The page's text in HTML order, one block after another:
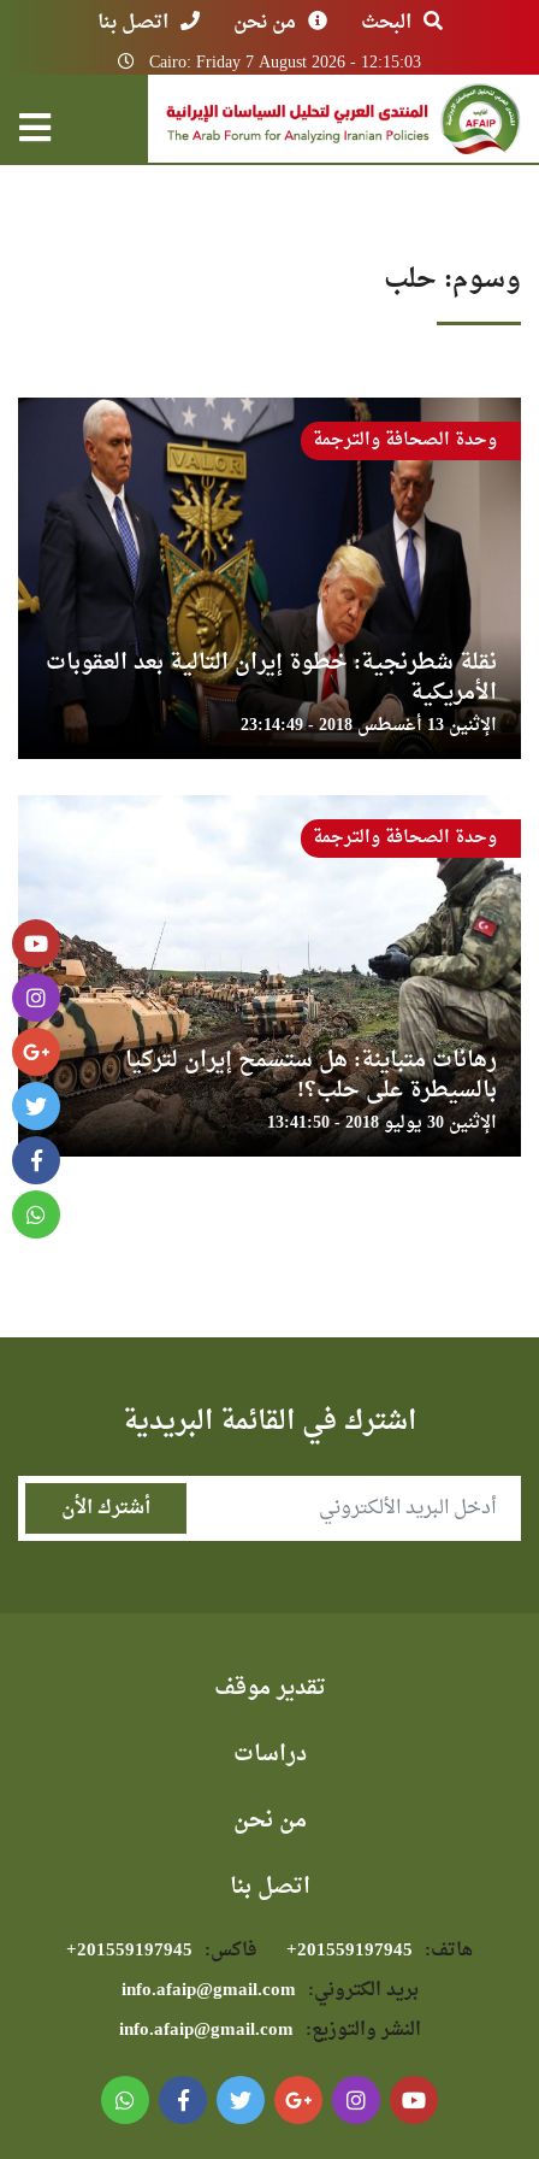
البحث من نحن اتصل بنا
Cairo: Friday 7 August 2026 - 12:15:03
وسوم: حلب
نقلة شطرنجية: خطوة إيران التالية بعد العقوبات
الأمريكية
الإثنين 13 أغسطس 2018 - 23:14:49
وحدة الصحافة والترجمة
رهانات متباينة: هل ستسمح إيران لتركيا
بالسيطرة على حلب؟!
الإثنين 30 يوليو 2018 - 13:41:50
وحدة الصحافة والترجمة
اشترك في القائمة البريدية
تقدير موقف
دراسات
من نحن
اتصل بنا
هاتف: فاكس:
بريد الكتروني: info.afaip@gmail.com
النشر والتوزيع: info.afaip@gmail.com